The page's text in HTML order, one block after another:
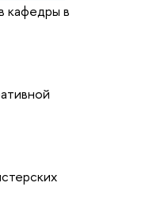
кафедры в